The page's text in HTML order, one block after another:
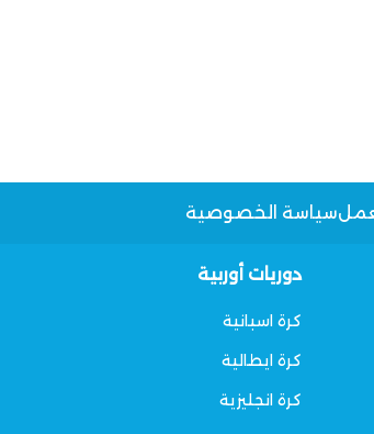
سياسة الخصوصية
دوريات أوربية
كرة اسبانية
كرة ايطالية
كرة انجليزية